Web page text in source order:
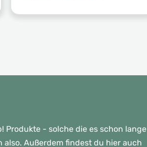
war:
ist:
Produkte - solche die es schon lange
Außerdem findest du hier auch